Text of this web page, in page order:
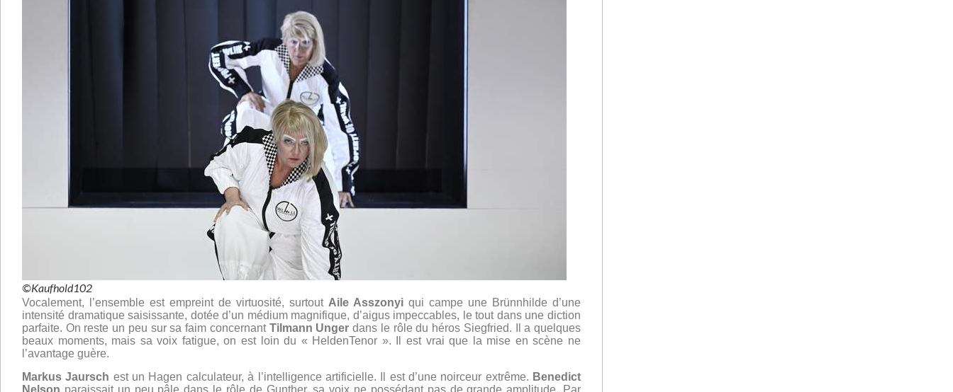
©Kaufhold102
Vocalement, l’ensemble est empreint de virtuosité, surtout Aile Asszonyi qui campe une Brünnhilde d’une
intensité dramatique saisissante, dotée d’un médium magnifique, d’aigus impeccables, le tout dans une diction
parfaite. On reste un peu sur sa faim concernant Tilmann Unger dans le rôle du héros Siegfried. Il a quelques
beaux moments, mais sa voix fatigue, on est loin du « HeldenTenor ». Il est vrai que la mise en scène ne
l’avantage guère.
Markus Jaursch est un Hagen calculateur, à l’intelligence artificielle. Il est d’une noirceur extrême. Benedict
Nelson paraissait un peu pâle dans le rôle de Gunther, sa voix ne possédant pas de grande amplitude. Par